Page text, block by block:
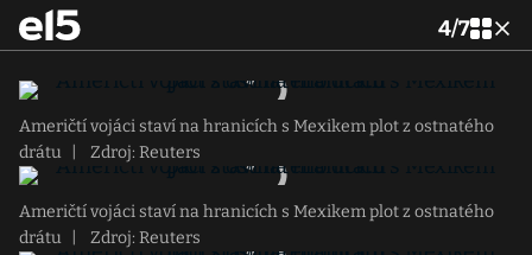
4/7
Američtí vojáci staví na hranicích s Mexikem plot z ostnatého
drátu
Zdroj: Reuters
Američtí vojáci staví na hranicích s Mexikem plot z ostnatého
drátu
Zdroj: Reuters